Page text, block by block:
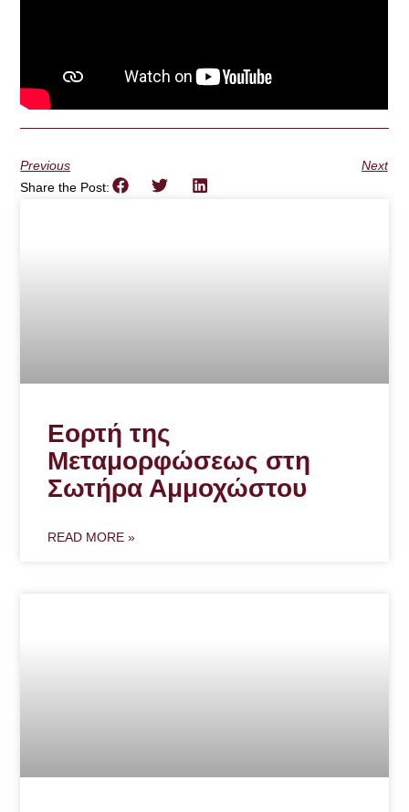
Previous
Next
Share the Post:
Εορτή της
Μεταμορφώσεως στη
Σωτήρα Αμμοχώστου
READ MORE »